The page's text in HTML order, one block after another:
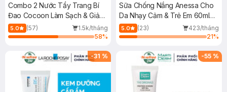
Combo 2 Nước Tẩy Trang Bí
Đao Cocoon Làm Sạch & Giảm
Dầu 500ml
5.0 (57)
1.5k/tháng
58%
Sữa Chống Nắng Anessa Cho
Da Nhạy Cảm & Trẻ Em 60ml
(Mới)
5.0 (23)
423/tháng
21%
-31 % -55 %